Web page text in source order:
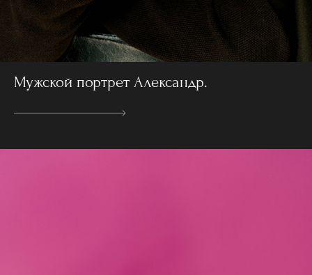
Мужской портрет Александр.